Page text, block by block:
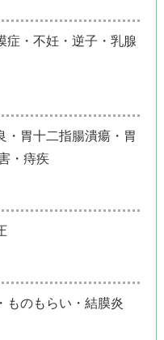
症・不妊・逆子・乳腺
・胃十二指腸潰瘍・胃
・痔疾
ものもらい・結膜炎